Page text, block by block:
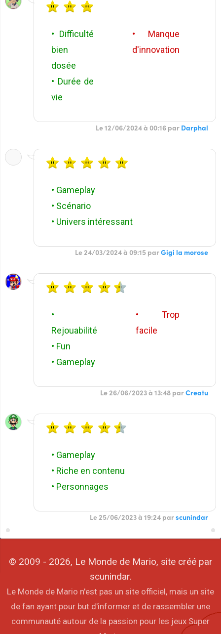
• Difficulté
bien
dosée
• Durée de
vie
• Manque
d'innovation
Le 12/06/2024 à 00:16 par Darphal
• Gameplay
• Scénario
• Univers intéressant
Le 24/03/2024 à 09:15 parGigi la morose
•
Rejouabilité
• Fun
• Gameplay
• Trop
facile
Le 26/06/2023 à 13:48 parCreatu
• Gameplay
• Riche en contenu
• Personnages
Le 25/06/2023 à 19:24 parscunindar
© 2009 - 2026, Le Monde de Mario, site créé par
scunindar.
Le Monde de Mario n'est pas un site officiel, mais un site
de fan ayant pour but d'informer et de rassembler une
communauté autour de la passion pour les jeux Super